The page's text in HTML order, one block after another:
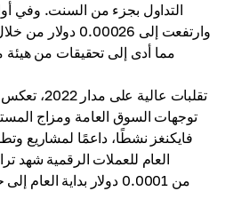
وارتفعت إلى
مما أدى إلى تحقيقات من هيئة
توجهات السوق العامة ومزاج
فايكنغز نشطًا، داعمًا لمشاريع
العام للعملات الرقمية شهد